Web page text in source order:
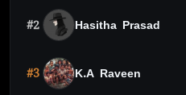
#2 Hasitha Prasad
#3 K.A Raveen